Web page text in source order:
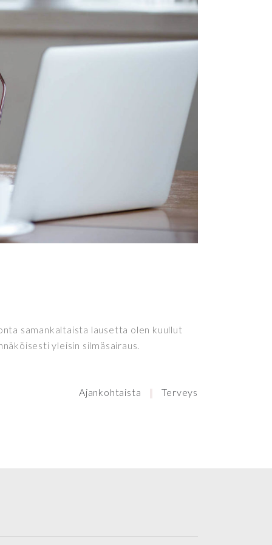
samankaltaista lausetta olen kuullut
yleisin silmäsairaus.
Ajankohtaista Terveys